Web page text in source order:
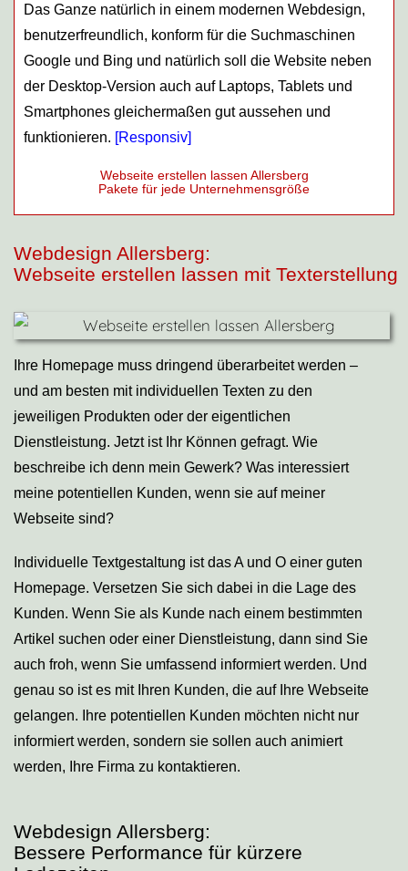
Das Ganze natürlich in einem modernen Webdesign,
benutzerfreundlich, konform für die Suchmaschinen
Google und Bing und natürlich soll die Website neben
der Desktop-Version auch auf Laptops, Tablets und
Smartphones gleichermaßen gut aussehen und
funktionieren. [Responsiv]
Webseite erstellen lassen Allersberg
Pakete für jede Unternehmensgröße
Webdesign Allersberg:
Webseite erstellen lassen mit Texterstellung
Ihre Homepage muss dringend überarbeitet werden –
und am besten mit individuellen Texten zu den
jeweiligen Produkten oder der eigentlichen
Dienstleistung. Jetzt ist Ihr Können gefragt. Wie
beschreibe ich denn mein Gewerk? Was interessiert
meine potentiellen Kunden, wenn sie auf meiner
Webseite sind?
Individuelle Textgestaltung ist das A und O einer guten
Homepage. Versetzen Sie sich dabei in die Lage des
Kunden. Wenn Sie als Kunde nach einem bestimmten
Artikel suchen oder einer Dienstleistung, dann sind Sie
auch froh, wenn Sie umfassend informiert werden. Und
genau so ist es mit Ihren Kunden, die auf Ihre Webseite
gelangen. Ihre potentiellen Kunden möchten nicht nur
informiert werden, sondern sie sollen auch animiert
werden, Ihre Firma zu kontaktieren.
Webdesign Allersberg:
Bessere Performance für kürzere